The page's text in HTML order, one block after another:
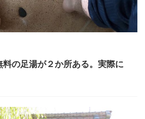
の足湯が２か所ある。実際に